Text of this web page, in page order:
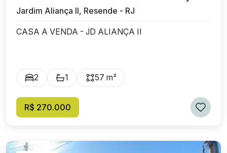
Jardim Aliança II, Resende - RJ
CASA A VENDA - JD ALIANÇA II
2 1 57 m²
R$ 270.000